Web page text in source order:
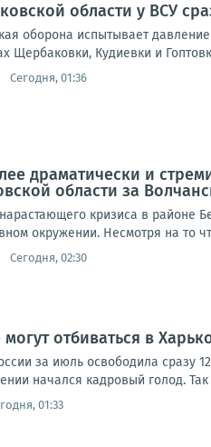
области у ВСУ
оборона испытывает
Щербаковки, Кудиевки и
Сегодня, 01:36
драматически и
области за
кризиса в районе
окружении. Несмотря на то
Сегодня, 02:30
могут отбиваться в
за июль освободила сразу
начался кадровый голод.
01:33